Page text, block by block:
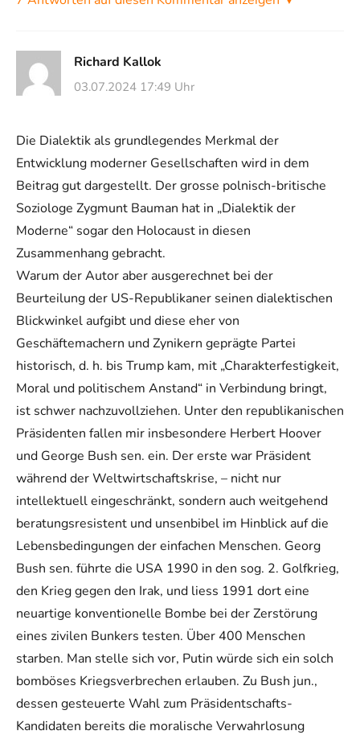
Richard Kallok
03.07.2024 17:49 Uhr
Die Dialektik als grundlegendes Merkmal der
Entwicklung moderner Gesellschaften wird in dem
Beitrag gut dargestellt. Der grosse polnisch-britische
Soziologe Zygmunt Bauman hat in „Dialektik der
Moderne“ sogar den Holocaust in diesen
Zusammenhang gebracht.
Warum der Autor aber ausgerechnet bei der
Beurteilung der US-Republikaner seinen dialektischen
Blickwinkel aufgibt und diese eher von
Geschäftemachern und Zynikern geprägte Partei
historisch, d. h. bis Trump kam, mit „Charakterfestigkeit,
Moral und politischem Anstand“ in Verbindung bringt,
ist schwer nachzuvollziehen. Unter den republikanischen
Präsidenten fallen mir insbesondere Herbert Hoover
und George Bush sen. ein. Der erste war Präsident
während der Weltwirtschaftskrise, – nicht nur
intellektuell eingeschränkt, sondern auch weitgehend
beratungsresistent und unsenbibel im Hinblick auf die
Lebensbedingungen der einfachen Menschen. Georg
Bush sen. führte die USA 1990 in den sog. 2. Golfkrieg,
den Krieg gegen den Irak, und liess 1991 dort eine
neuartige konventionelle Bombe bei der Zerstörung
eines zivilen Bunkers testen. Über 400 Menschen
starben. Man stelle sich vor, Putin würde sich ein solch
bomböses Kriegsverbrechen erlauben. Zu Bush jun.,
dessen gesteuerte Wahl zum Präsidentschafts-
Kandidaten bereits die moralische Verwahrlosung